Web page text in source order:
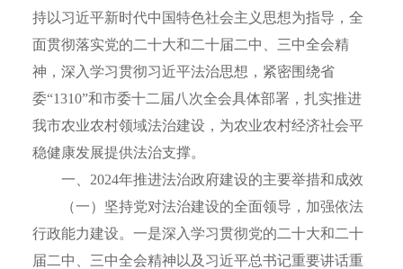
持以习近平新时代中国特色社会主义思想为指导，全
面贯彻落实党的二十大和二十届二中、三中全会精
神，深入学习贯彻习近平法治思想，紧密围绕省
委“1310”和市委十二届八次全会具体部署，扎实推进
我市农业农村领域法治建设，为农业农村经济社会平
稳健康发展提供法治支撑。
一、2024年推进法治政府建设的主要举措和成效
（一）坚持党对法治建设的全面领导，加强依法
行政能力建设。一是深入学习贯彻党的二十大和二十
届二中、三中全会精神以及习近平总书记重要讲话重